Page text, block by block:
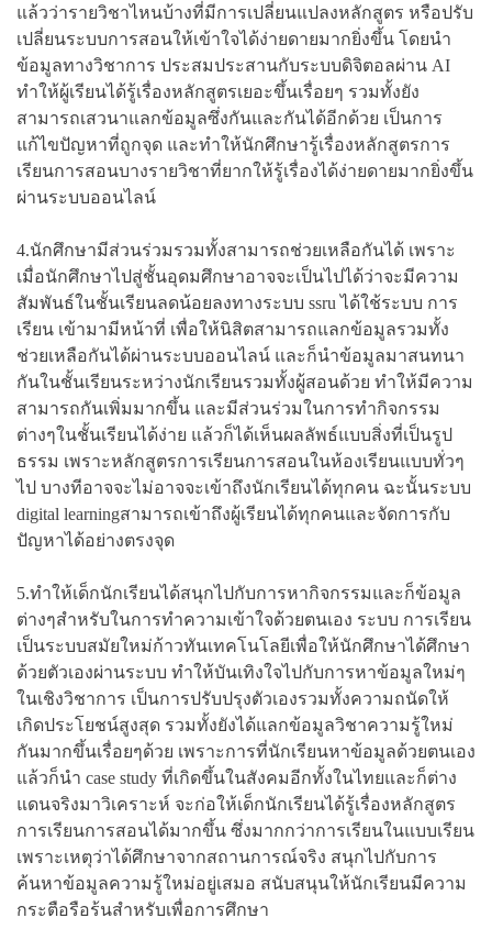
แล้วว่ารายวิชาไหนบ้างที่มีการเปลี่ยนแปลงหลักสูตร หรือปรับ
เปลี่ยนระบบการสอนให้เข้าใจได้ง่ายดายมากยิ่งขึ้น โดยนำ
ข้อมูลทางวิชาการ ประสมประสานกับระบบดิจิตอลผ่าน AI
ทำให้ผู้เรียนได้รู้เรื่องหลักสูตรเยอะขึ้นเรื่อยๆ รวมทั้งยัง
สามารถเสวนาแลกข้อมูลซึ่งกันและกันได้อีกด้วย เป็นการ
แก้ไขปัญหาที่ถูกจุด และทำให้นักศึกษารู้เรื่องหลักสูตรการ
เรียนการสอนบางรายวิชาที่ยากให้รู้เรื่องได้ง่ายดายมากยิ่งขึ้น
ผ่านระบบออนไลน์
4.นักศึกษามีส่วนร่วมรวมทั้งสามารถช่วยเหลือกันได้ เพราะ
เมื่อนักศึกษาไปสู่ชั้นอุดมศึกษาอาจจะเป็นไปได้ว่าจะมีความ
สัมพันธ์ในชั้นเรียนลดน้อยลงทางระบบ ssru ได้ใช้ระบบ การ
เรียน เข้ามามีหน้าที่ เพื่อให้นิสิตสามารถแลกข้อมูลรวมทั้ง
ช่วยเหลือกันได้ผ่านระบบออนไลน์ และก็นำข้อมูลมาสนทนา
กันในชั้นเรียนระหว่างนักเรียนรวมทั้งผู้สอนด้วย ทำให้มีความ
สามารถกันเพิ่มมากขึ้น และมีส่วนร่วมในการทำกิจกรรม
ต่างๆในชั้นเรียนได้ง่าย แล้วก็ได้เห็นผลลัพธ์แบบสิ่งที่เป็นรูป
ธรรม เพราะหลักสูตรการเรียนการสอนในห้องเรียนแบบทั่วๆ
ไป บางทีอาจจะไม่อาจจะเข้าถึงนักเรียนได้ทุกคน ฉะนั้นระบบ
digital learningสามารถเข้าถึงผู้เรียนได้ทุกคนและจัดการกับ
ปัญหาได้อย่างตรงจุด
5.ทำให้เด็กนักเรียนได้สนุกไปกับการหากิจกรรมและก็ข้อมูล
ต่างๆสำหรับในการทำความเข้าใจด้วยตนเอง ระบบ การเรียน
เป็นระบบสมัยใหม่ก้าวทันเทคโนโลยีเพื่อให้นักศึกษาได้ศึกษา
ด้วยตัวเองผ่านระบบ ทำให้บันเทิงใจไปกับการหาข้อมูลใหม่ๆ
ในเชิงวิชาการ เป็นการปรับปรุงตัวเองรวมทั้งความถนัดให้
เกิดประโยชน์สูงสุด รวมทั้งยังได้แลกข้อมูลวิชาความรู้ใหม่
กันมากขึ้นเรื่อยๆด้วย เพราะการที่นักเรียนหาข้อมูลด้วยตนเอง
แล้วก็นำ case study ที่เกิดขึ้นในสังคมอีกทั้งในไทยและก็ต่าง
แดนจริงมาวิเคราะห์ จะก่อให้เด็กนักเรียนได้รู้เรื่องหลักสูตร
การเรียนการสอนได้มากขึ้น ซึ่งมากกว่าการเรียนในแบบเรียน
เพราะเหตุว่าได้ศึกษาจากสถานการณ์จริง สนุกไปกับการ
ค้นหาข้อมูลความรู้ใหม่อยู่เสมอ สนับสนุนให้นักเรียนมีความ
กระตือรือร้นสำหรับเพื่อการศึกษา